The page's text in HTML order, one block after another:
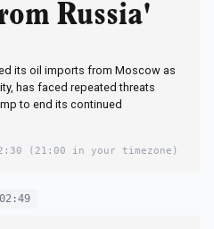
Russia'
its oil imports from Moscow as
has faced repeated threats
to end its continued
(21:00 in your timezone)
02:49